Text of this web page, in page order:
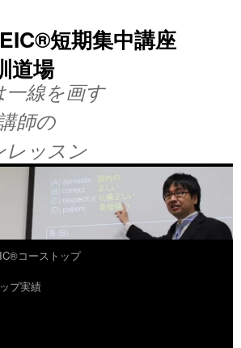
短期集中講座
道場
一線を画す
師の
レッスン
コーストップ
プ実績